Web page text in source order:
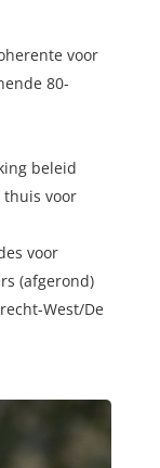
voor
80-
beleid
thuis voor
voor
(afgerond)
West/De